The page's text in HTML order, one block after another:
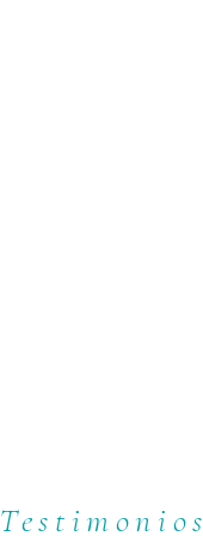
Testimonios